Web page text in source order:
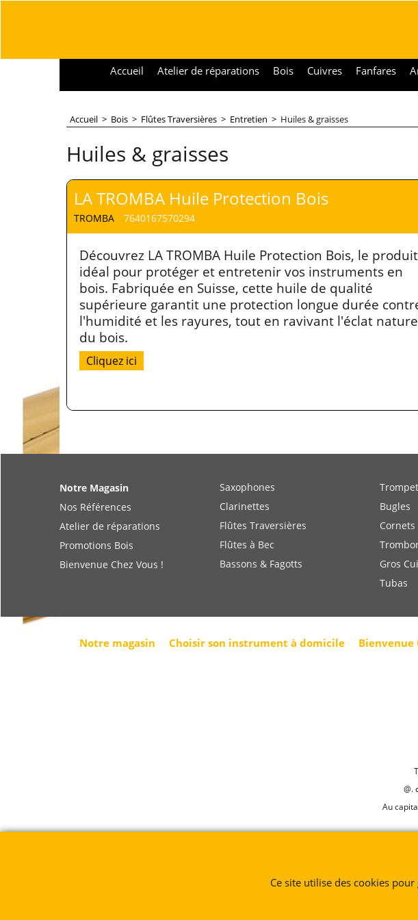
Accueil Atelier de réparations Bois Cuivres Fanfares
Accueil > Bois > Flûtes Traversières > Entretien > Huiles & graisses
Huiles & graisses
LA TROMBA Huile Protection Bois
TROMBA 7640167570294
Découvrez LA TROMBA Huile Protection Bois, le produit
idéal pour protéger et entretenir vos instruments en
bois. Fabriquée en Suisse, cette huile de qualité
supérieure garantit une protection longue durée
l'humidité et les rayures, tout en ravivant l'éclat
du bois.
Cliquez ici
Notre Magasin
Nos Références
Atelier de réparations
Promotions Bois
Bienvenue Chez Vous !
Saxophones
Clarinettes
Flûtes Traversières
Flûtes à Bec
Bassons & Fagotts
Bugles
Cornets
Gros
Tubas
Notre magasin Choisir son instrument à domicile Bienvenue
@.
Au
Ce site utilise des cookies